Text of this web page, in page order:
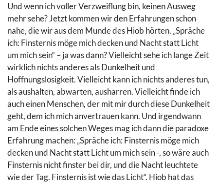
Und wenn ich voller Verzweiflung bin, keinen Ausweg
mehr sehe? Jetzt kommen wir den Erfahrungen schon
nahe, die wir aus dem Munde des Hiob hörten. „Spräche
ich: Finsternis möge mich decken und Nacht statt Licht
um mich sein“ – ja was dann? Vielleicht sehe ich lange Zeit
wirklich nichts anderes als Dunkelheit und
Hoffnungslosigkeit. Vielleicht kann ich nichts anderes tun,
als aushalten, abwarten, ausharren. Vielleicht finde ich
auch einen Menschen, der mit mir durch diese Dunkelheit
geht, dem ich mich anvertrauen kann. Und irgendwann
am Ende eines solchen Weges mag ich dann die paradoxe
Erfahrung machen: „Spräche ich: Finsternis möge mich
decken und Nacht statt Licht um mich sein -, so wäre auch
Finsternis nicht finster bei dir, und die Nacht leuchtete
wie der Tag. Finsternis ist wie das Licht“. Hiob hat das